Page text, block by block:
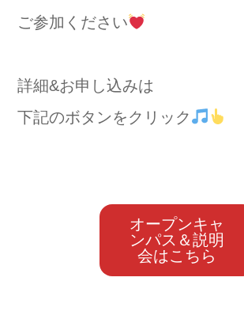
ご参加ください
詳細&お申し込みは
下記のボタンをクリック
オープンキャ
ンパス＆説明
会はこちら